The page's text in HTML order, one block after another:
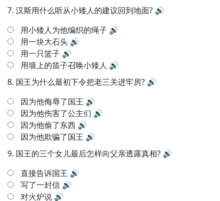
7. 汉斯用什么听从小矮人的建议回到地面? 🔊
用小矮人为他编织的绳子 🔊
用一块大石头 🔊
用一只篮子 🔊
用墙上的笛子召唤小矮人 🔊
8. 国王为什么最初下令把老三关进牢房? 🔊
因为他侮辱了国王 🔊
因为他伤害了公主们 🔊
因为他偷了东西 🔊
因为他欺骗了国王 🔊
9. 国王的三个女儿最后怎样向父亲透露真相? 🔊
直接告诉国王 🔊
写了一封信 🔊
对火炉说 🔊